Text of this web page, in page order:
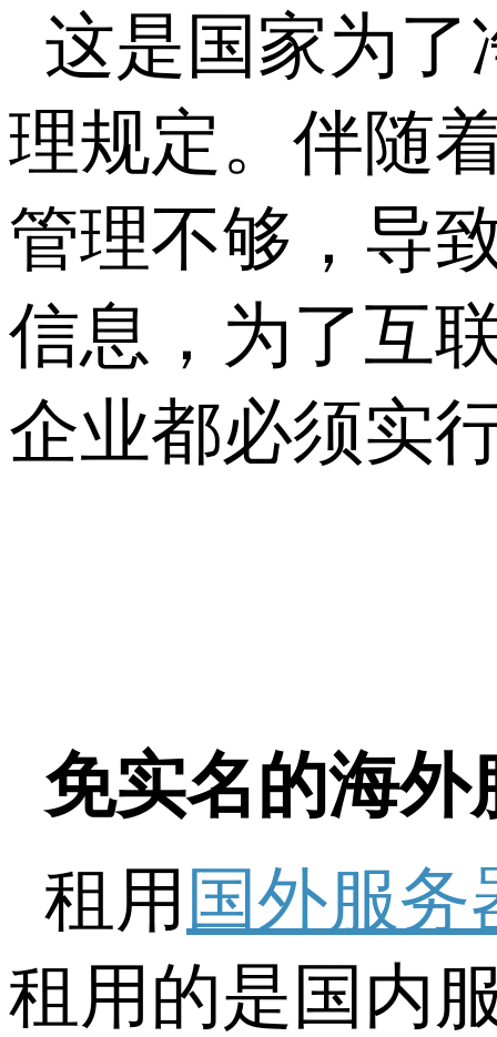
这是国家为了
理规定。伴随
管理不够，导
信息，为了互
企业都必须实
免实名的海外
租用 国外服务
租用的是国内